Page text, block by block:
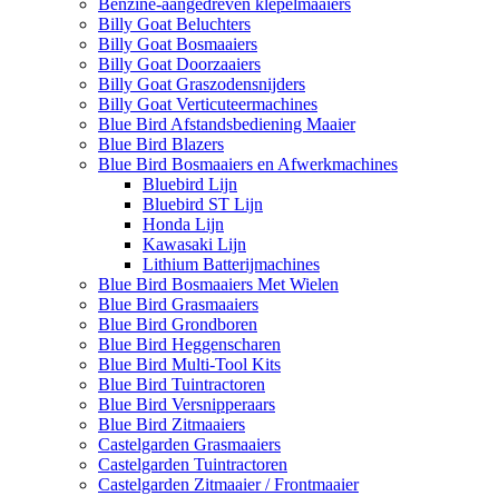
Billy Goat Beluchters
Billy Goat Bosmaaiers
Billy Goat Doorzaaiers
Billy Goat Graszodensnijders
Billy Goat Verticuteermachines
Blue Bird Afstandsbediening Maaier
Blue Bird Blazers
Blue Bird Bosmaaiers en Afwerkmachines
Bluebird Lijn
Bluebird ST Lijn
Honda Lijn
Kawasaki Lijn
Lithium Batterijmachines
Blue Bird Bosmaaiers Met Wielen
Blue Bird Grasmaaiers
Blue Bird Grondboren
Blue Bird Heggenscharen
Blue Bird Multi-Tool Kits
Blue Bird Tuintractoren
Blue Bird Versnipperaars
Blue Bird Zitmaaiers
Castelgarden Grasmaaiers
Castelgarden Tuintractoren
Castelgarden Zitmaaier / Frontmaaier